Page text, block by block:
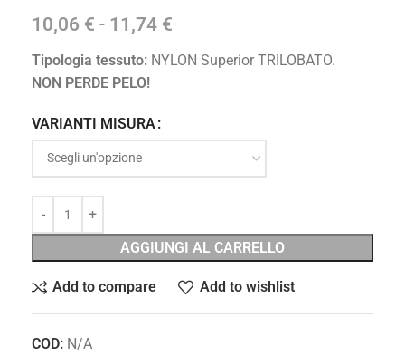
10,06 € - 11,74 €
Tipologia tessuto: NYLON Superior TRILOBATO.
NON PERDE PELO!
VARIANTI MISURA
AGGIUNGI AL CARRELLO
Add to compare Add to wishlist
COD: N/A